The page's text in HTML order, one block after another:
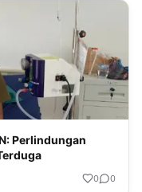
Perlindungan
0 0